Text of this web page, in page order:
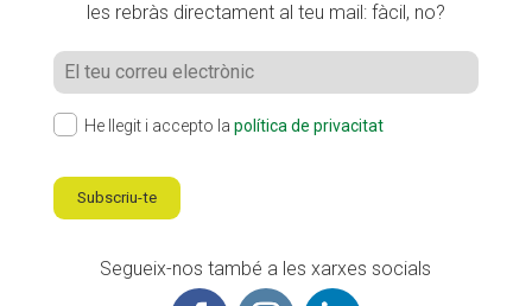
les rebràs directament al teu mail: fàcil, no?
He llegit i accepto la política de privacitat
Subscriu-te
Segueix-nos també a les xarxes socials